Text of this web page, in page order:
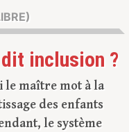
inclusion ?
le maître mot à la
des enfants
le système